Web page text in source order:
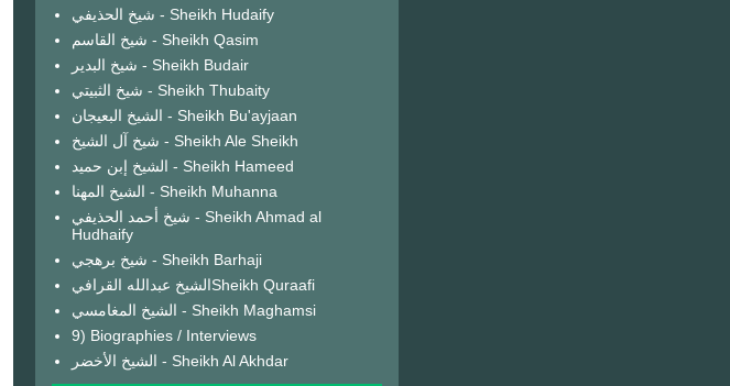
شيخ الحذيفي - Sheikh Hudaify
شيخ القاسم - Sheikh Qasim
شيخ البدير - Sheikh Budair
شيخ الثبيتي - Sheikh Thubaity
الشيخ البعيجان - Sheikh Bu'ayjaan
شيخ آل الشيخ - Sheikh Ale Sheikh
الشيخ إبن حميد - Sheikh Hameed
الشيخ المهنا - Sheikh Muhanna
شيخ أحمد الحذيفي - Sheikh Ahmad al
Hudhaify
شيخ برهجي - Sheikh Barhaji
الشيخ عبدالله القرافيSheikh Quraafi
الشيخ المغامسي - Sheikh Maghamsi
9) Biographies / Interviews
الشيخ الأخضر - Sheikh Al Akhdar